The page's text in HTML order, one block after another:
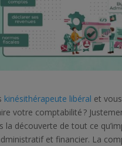
kinésithérapeute libéral et
votre comptabilité ?
la découverte de tout ce
et financier. La